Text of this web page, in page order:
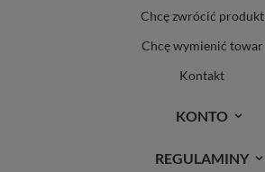
Chcę zwrócić produkt
Chcę wymienić towar
Kontakt
KONTO
REGULAMINY